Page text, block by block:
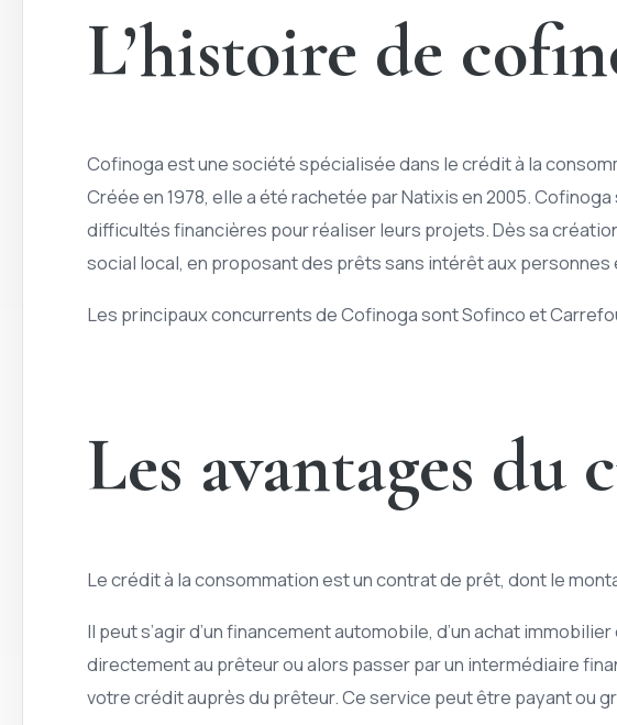
L’histoire de
Cofinoga est une société spécialisée dans le crédit à la
Créée en 1978, elle a été rachetée par Natixis en 2005.
difficultés financières pour réaliser leurs projets. Dès sa
social local, en proposant des prêts sans intérêt aux
Les principaux concurrents de Cofinoga sont Sofinco et
Les avantages
Le crédit à la consommation est un contrat de prêt, dont le
Il peut s’agir d’un financement automobile, d’un achat
directement au prêteur ou alors passer par un intermédiaire
votre crédit auprès du prêteur. Ce service peut être payant ou